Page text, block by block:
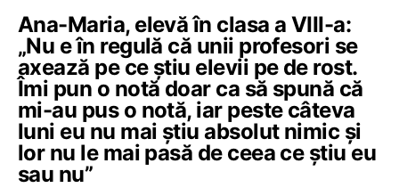
Ana-Maria, elevă în clasa a VIII-a:
„Nu e în regulă că unii profesori se
axează pe ce știu elevii pe de rost.
Îmi pun o notă doar ca să spună că
mi-au pus o notă, iar peste câteva
luni eu nu mai știu absolut nimic și
lor nu le mai pasă de ceea ce știu eu
sau nu”